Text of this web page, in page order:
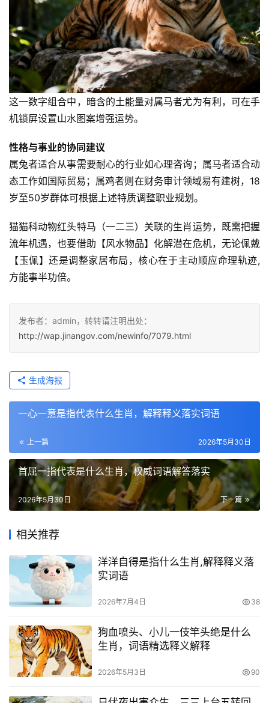
这一数字组合中，暗含的土能量对属马者尤为有利，可在手
机锁屏设置山水图案增强运势。
性格与事业的协同建议
属兔者适合从事需要耐心的行业如心理咨询；属马者适合动
态工作如国际贸易；属鸡者则在财务审计领域易有建树，18
岁至50岁群体可根据上述特质调整职业规划。
猫猫科动物红头特马（一二三）关联的生肖运势，既需把握
流年机遇，也要借助【风水物品】化解潜在危机，无论佩戴
【玉佩】还是调整家居布局，核心在于主动顺应命理轨迹,
方能事半功倍。
发布者：admin，转转请注明出处：
http://wap.jinangov.com/newinfo/7079.html
生成海报
一心一意是指代表什么生肖，解释释义落实词语
上一篇 2026年5月30日
首屈一指代表是什么生肖，权威词语解答落实
下一篇
2026年5月30日
相关推荐
洋洋自得是指什么生肖,解释释义落
实词语
2026年7月4日 38
狗血喷头、小儿一伎竿头绝是什么
生肖，词语精选释义解释
2026年5月3日 90